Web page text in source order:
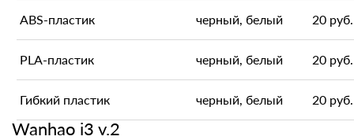
ABS-пластик черный, белый 20 руб.
PLA-пластик черный, белый 20 руб.
Гибкий пластик черный, белый 20 руб.
Wanhao i3 v.2